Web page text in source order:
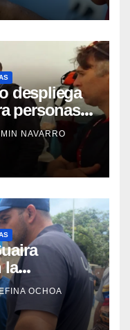
despliega
personas
NAVARRO
la
de
OCHOA